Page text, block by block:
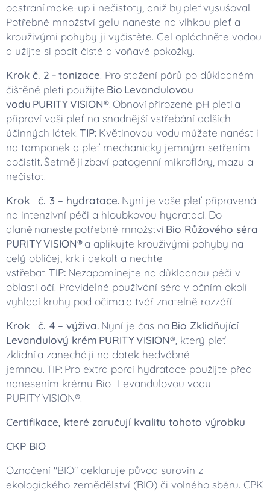
odstraní make-up i nečistoty, aniž by pleť vysušoval.
Potřebné množství gelu naneste na vlhkou pleť a
krouživými pohyby ji vyčistěte. Gel opláchněte vodou
a užijte si pocit čisté a voňavé pokožky.
Krok č. 2 – tonizace. Pro stažení pórů po důkladném
čištěné pleti použijte Bio Levandulovou
vodu PURITY VISION®. Obnoví přirozené pH pleti a
připraví vaši pleť na snadnější vstřebání dalších
účinných látek.TIP: Květinovou vodu můžete nanést i
na tamponek a pleť mechanicky jemným setřením
dočistit. Šetrně ji zbaví patogenní mikroflóry, mazu a
nečistot.
Krok č. 3 – hydratace. Nyní je vaše pleť připravená
na intenzivní péči a hloubkovou hydrataci. Do
dlaně naneste potřebné množstvíBio Růžového séra
PURITY VISION®a aplikujte krouživými pohyby na
celý obličej, krk i dekolt a nechte
vstřebat.TIP: Nezapomínejte na důkladnou péči v
oblasti očí. Pravidelné používání séra v očním okolí
vyhladí kruhy pod očima a tvář znatelně rozzáří.
Krok č. 4 – výživa. Nyní je čas na Bio Zklidňující
Levandulový krém PURITY VISION® , který pleť
zklidní a zanechá ji na dotek hedvábně
jemnou. TIP: Pro extra porci hydratace použijte před
nanesením krému Bio Levandulovou vodu
PURITY VISION®.
Certifikace, které zaručují kvalitu tohoto výrobku
CKP BIO
Označení "BIO" deklaruje původ surovin z
ekologického zemědělství (BIO) či volného sběru. CPK